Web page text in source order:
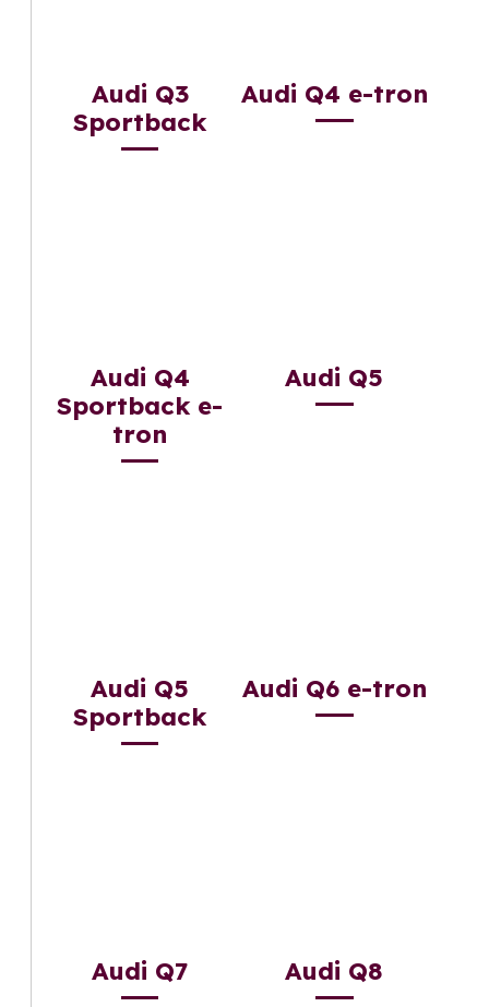
Audi Q3
Sportback
Audi Q4 e-tron
Audi Q4
Sportback e-
tron
Audi Q5
Audi Q5
Sportback
Audi Q6 e-tron
Audi Q7 Audi Q8